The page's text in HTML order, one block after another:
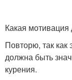
Какая мотивация
Повторю, так как
должна быть
курения.